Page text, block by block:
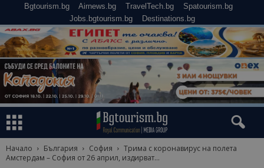
Bgtourism.bg Airnews.bg TravelTech.bg
Spatourism.bg
Jobs.bgtourism.bg
Destinations.bg
Начало България София
Трима с коронавирус на полета
Амстердам – София от 26 април, издирват...